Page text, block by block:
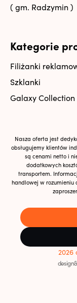
( gm. Radzymin )
Kategorie
Filiżanki
Szklanki
Galaxy Collection
Nasza oferta jest
obsługujemy klientów
są cenami netto i
dodatkowych
transportem.
handlowej w rozumieniu
2026